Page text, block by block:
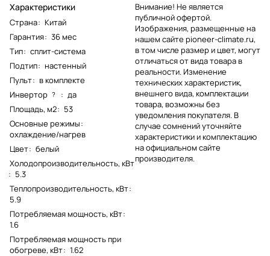
Характеристики
Страна: Китай
Гарантия: 36 мес
Тип: сплит-система
Подтип: настенный
Пульт: в комплекте
Инвертор ? : да
Площадь, м2: 53
Основные режимы:
охлаждение/нагрев
Цвет: белый
Холодопроизводительность, кВт
: 5.3
Теплопроизводительность, кВт:
5.9
Потребляемая мощность, кВт:
1.6
Потребляемая мощность при
обогреве, кВт: 1.62
Внимание! Не является
публичной офертой.
Изображения, размещенные на
нашем сайте pioneer-climate.ru,
в том числе размер и цвет, могут
отличаться от вида товара в
реальности. Изменение
технических характеристик,
внешнего вида, комплектации
товара, возможны без
уведомления покупателя. В
случае сомнений уточняйте
характеристики и комплектацию
на официальном сайте
производителя.